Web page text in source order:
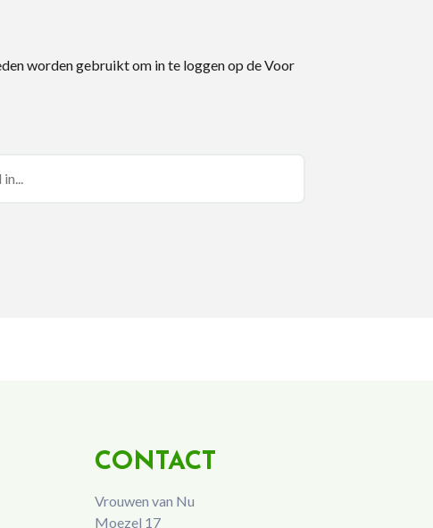
worden gebruikt om in te loggen op de Voor
CONTACT
Vrouwen van Nu
Moezel 17